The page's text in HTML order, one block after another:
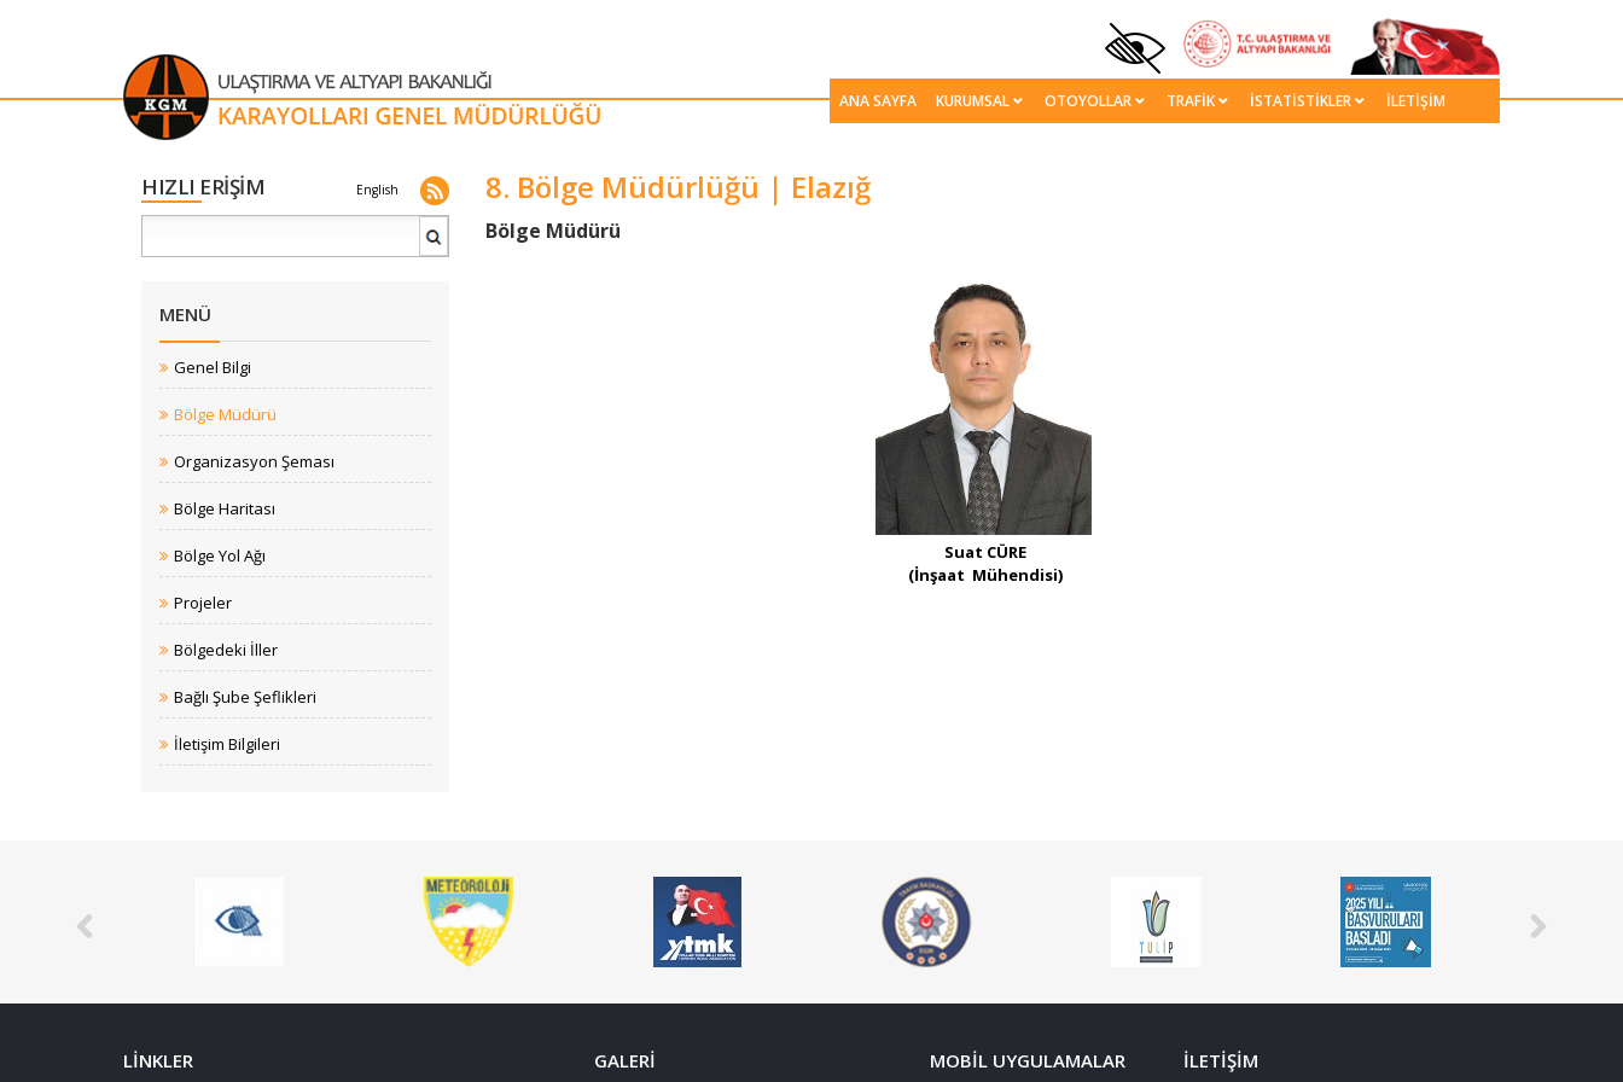
ANA SAYFA KURUMSAL OTOYOLLAR TRAFİK İSTATİSTİKLER İLETİŞİM
HIZLI ERİŞİM English
MENÜ
Genel Bilgi
Bölge Müdürü
Organizasyon Şeması
Bölge Haritası
Bölge Yol Ağı
Projeler
Bölgedeki İller
Bağlı Şube Şeflikleri
İletişim Bilgileri
8. Bölge Müdürlüğü | Elazığ
​​​Bölge Müdürü
Suat CÜRE​
(İnşaat Mühendisi)
LİNKLER GALERI MOBIL UYGULAMALAR İLETİŞİM